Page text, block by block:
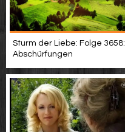
Sturm der Liebe: Folge 3658:
Abschürfungen